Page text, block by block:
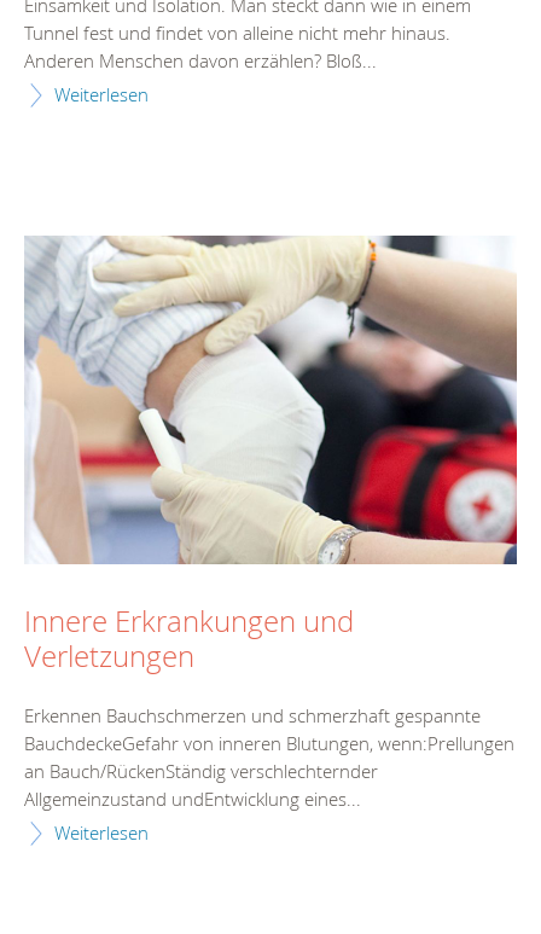
Einsamkeit und Isolation. Man steckt dann wie in einem
Tunnel fest und findet von alleine nicht mehr hinaus.
Anderen Menschen davon erzählen? Bloß...
Weiterlesen
Innere Erkrankungen und
Verletzungen
Erkennen Bauchschmerzen und schmerzhaft gespannte
BauchdeckeGefahr von inneren Blutungen, wenn:Prellungen
an Bauch/RückenStändig verschlechternder
Allgemeinzustand undEntwicklung eines...
Weiterlesen